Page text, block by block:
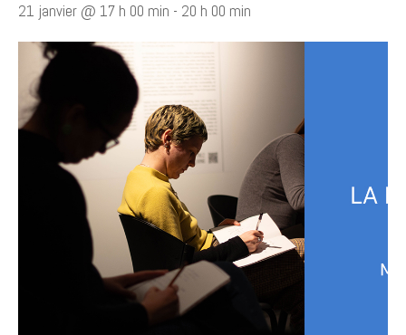
21 janvier @ 17 h 00 min - 20 h 00 min